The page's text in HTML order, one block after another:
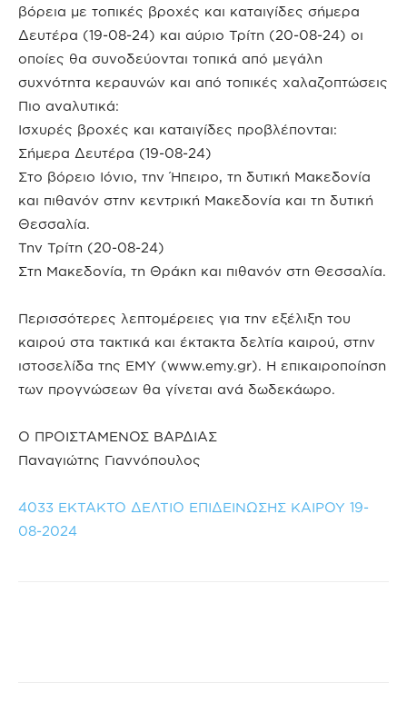
βόρεια με τοπικές βροχές και καταιγίδες σήμερα
Δευτέρα (19-08-24) και αύριο Τρίτη (20-08-24) οι
οποίες θα συνοδεύονται τοπικά από μεγάλη
συχνότητα κεραυνών και από τοπικές χαλαζοπτώσεις
Πιο αναλυτικά:
Ισχυρές βροχές και καταιγίδες προβλέπονται:
Σήμερα Δευτέρα (19-08-24)
Στο βόρειο Ιόνιο, την Ήπειρο, τη δυτική Μακεδονία
και πιθανόν στην κεντρική Μακεδονία και τη δυτική
Θεσσαλία.
Την Τρίτη (20-08-24)
Στη Μακεδονία, τη Θράκη και πιθανόν στη Θεσσαλία.
Περισσότερες λεπτομέρειες για την εξέλιξη του
καιρού στα τακτικά και έκτακτα δελτία καιρού, στην
ιστοσελίδα της ΕΜΥ (www.emy.gr). Η επικαιροποίηση
των προγνώσεων θα γίνεται ανά δωδεκάωρο.
Ο ΠΡΟΙΣΤΑΜΕΝΟΣ ΒΑΡΔΙΑΣ
Παναγιώτης Γιαννόπουλος
4033 ΕΚΤΑΚΤΟ ΔΕΛΤΙΟ ΕΠΙΔΕΙΝΩΣΗΣ ΚΑΙΡΟΥ 19-
08-2024